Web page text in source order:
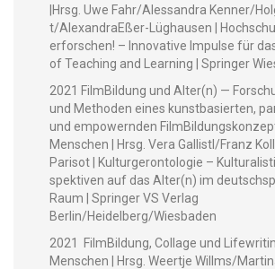
|Hrsg. Uwe Fahr/Alessandra Kenner/
t/Alexan­draEßer-Lüghausen |
erforschen! – Inno­v­a­tive Impulse für
of Teach­ing and Learn­ing | Springer
2021 Film­Bil­dung und Alter(n) —
und Meth­o­d­en eines kun­st­basierten,
und empow­ern­den
Men­schen | Hrsg. Vera Gallistl/Franz
Parisot | Kul­turg­eron­tolo­gie –
spek­tiv­en auf das Alter(n) im
Raum | Springer VS Ver­lag
Berlin/Heidelberg/Wiesbaden
2021 Film­Bil­dung, Col­lage und
Men­schen | Hrsg. Weert­je Willms/